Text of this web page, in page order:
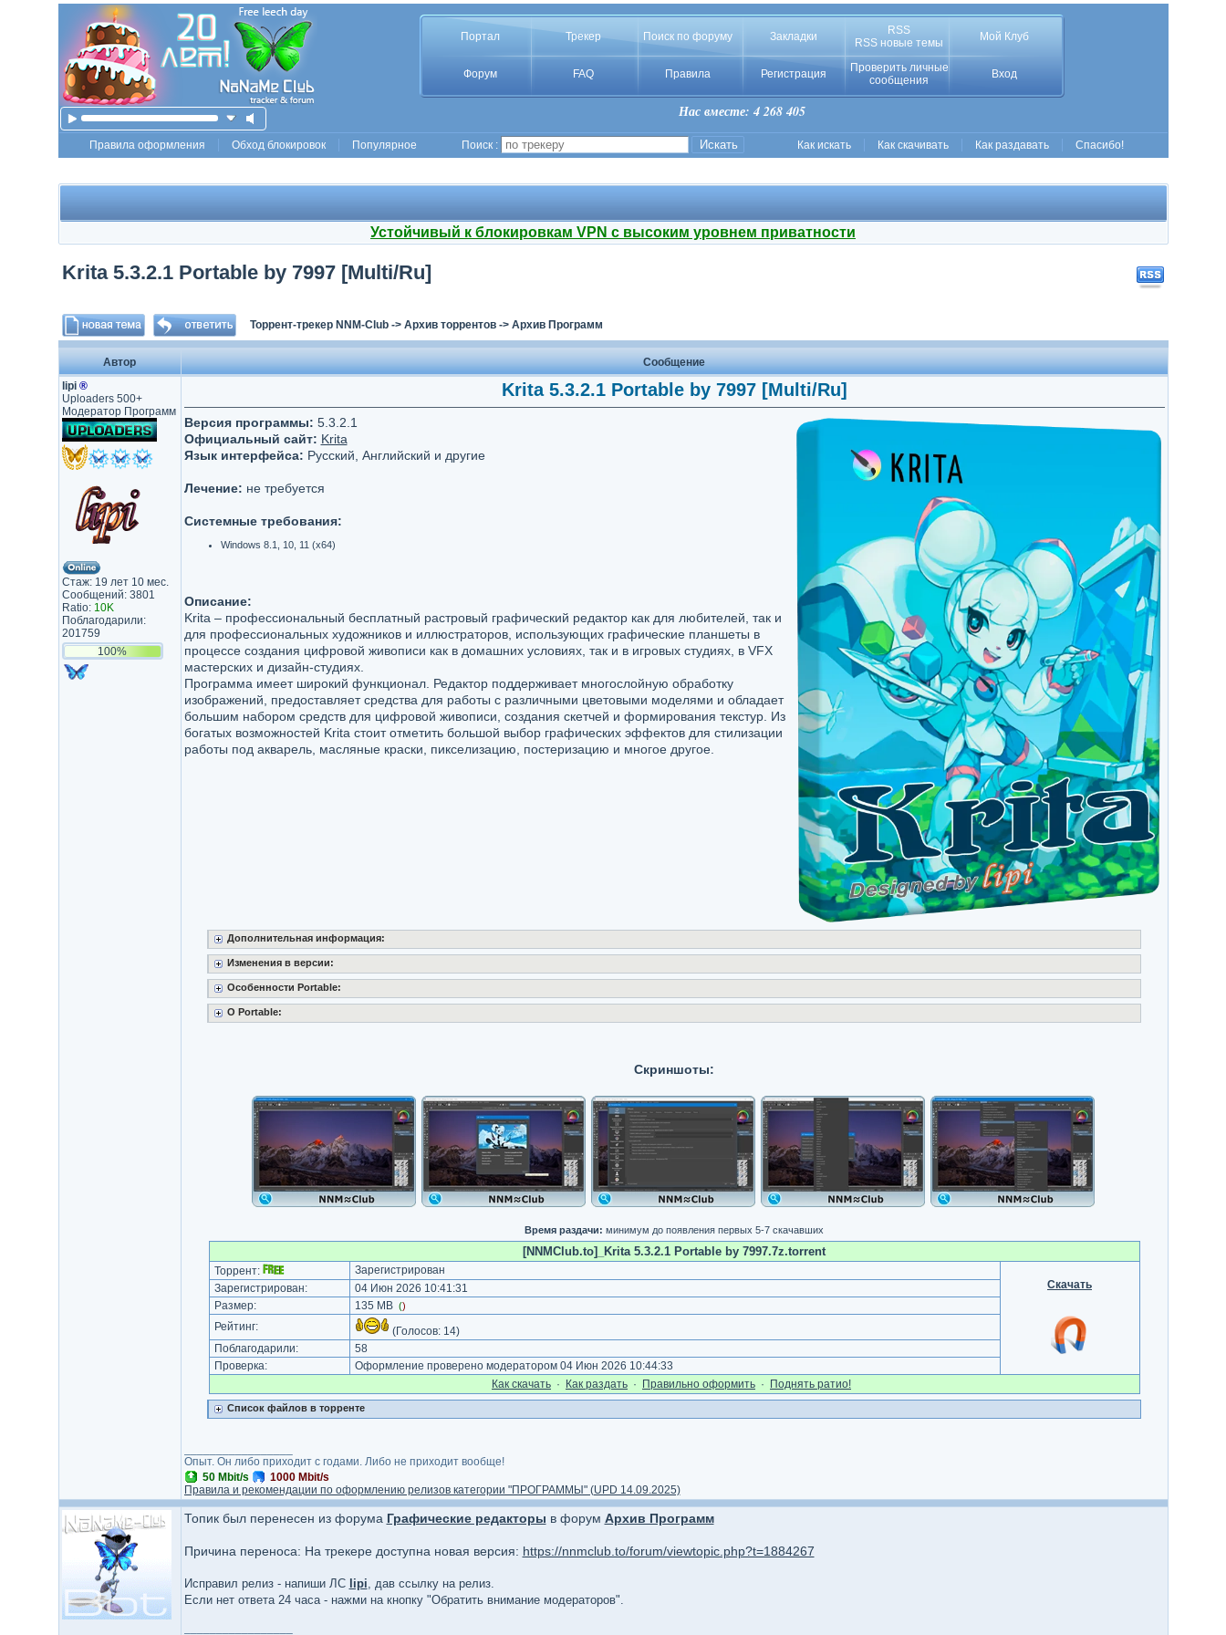
Портал Трекер Поиск по форуму Закладки
RSS
RSS новые темы
Мой Клуб
Форум FAQ Правила Регистрация
Проверить личные
сообщения
Вход
Нас вместе: 4 268 405
Правила оформления Обход блокировок Популярное Поиск : Как искать Как скачивать Как раздавать Спасибо!
Устойчивый к блокировкам VPN с высоким уровнем приватности
Krita 5.3.2.1 Portable by 7997 [Multi/Ru]
Торрент-трекер NNM-Club-> Архив торрентов-> Архив Программ
Автор
Сообщение
lipi ®
Uploaders 500+
Модератор Программ
Стаж: 19 лет 10 мес.
Сообщений: 3801
Ratio: 10K
Поблагодарили:
201759
100%
Krita 5.3.2.1 Portable by 7997 [Multi/Ru]
Версия программы: 5.3.2.1
Официальный сайт: Krita
Язык интерфейса: Русский, Английский и другие
Лечение: не требуется
Системные требования:
Windows 8.1, 10, 11 (x64)
Описание:
Krita – профессиональный бесплатный растровый графический редактор как для любителей, так и
для профессиональных художников и иллюстраторов, использующих графические планшеты в
процессе создания цифровой живописи как в домашних условиях, так и в игровых студиях, в VFX
мастерских и дизайн-студиях.
Программа имеет широкий функционал. Редактор поддерживает многослойную обработку
изображений, предоставляет средства для работы с различными цветовыми моделями и обладает
большим набором средств для цифровой живописи, создания скетчей и формирования текстур. Из
богатых возможностей Krita стоит отметить большой выбор графических эффектов для стилизации
работы под акварель, масляные краски, пикселизацию, постеризацию и многое другое.
Дополнительная информация:
Изменения в версии:
Особенности Portable:
O Portable:
Скриншоты:
Время раздачи: минимум до появления первых 5-7 скачавших
[NNMClub.to]_Krita 5.3.2.1 Portable by 7997.7z.torrent
Торрент:
Зарегистрирован
Скачать
Зарегистрирован:
04 Июн 2026 10:41:31
Размер:
135 MB ()
Рейтинг: (Голосов: 14)
Поблагодарили:
58
Проверка:
Оформление проверено модератором 04 Июн 2026 10:44:33
Как cкачать · Как раздать · Правильно оформить · Поднять ратио!
Список файлов в торренте
Опыт. Он либо приходит с годами. Либо не приходит вообще!
50 Mbit/s
1000 Mbit/s
Правила и рекомендации по оформлению релизов категории "ПРОГРАММЫ" (UPD 14.09.2025)
Топик был перенесен из форума Графические редакторы в форум Архив Программ
Причина переноса: На трекере доступна новая версия: https://nnmclub.to/forum/viewtopic.php?t=1884267
Исправил релиз - напиши ЛС lipi, дав ссылку на релиз.
Если нет ответа 24 часа - нажми на кнопку "Обратить внимание модераторов".